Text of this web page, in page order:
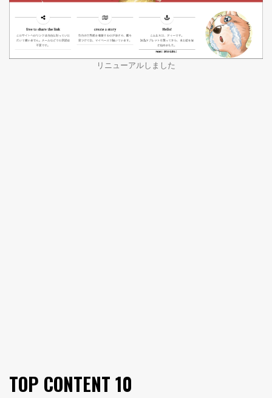
リニューアルしました
TOP CONTENT 10